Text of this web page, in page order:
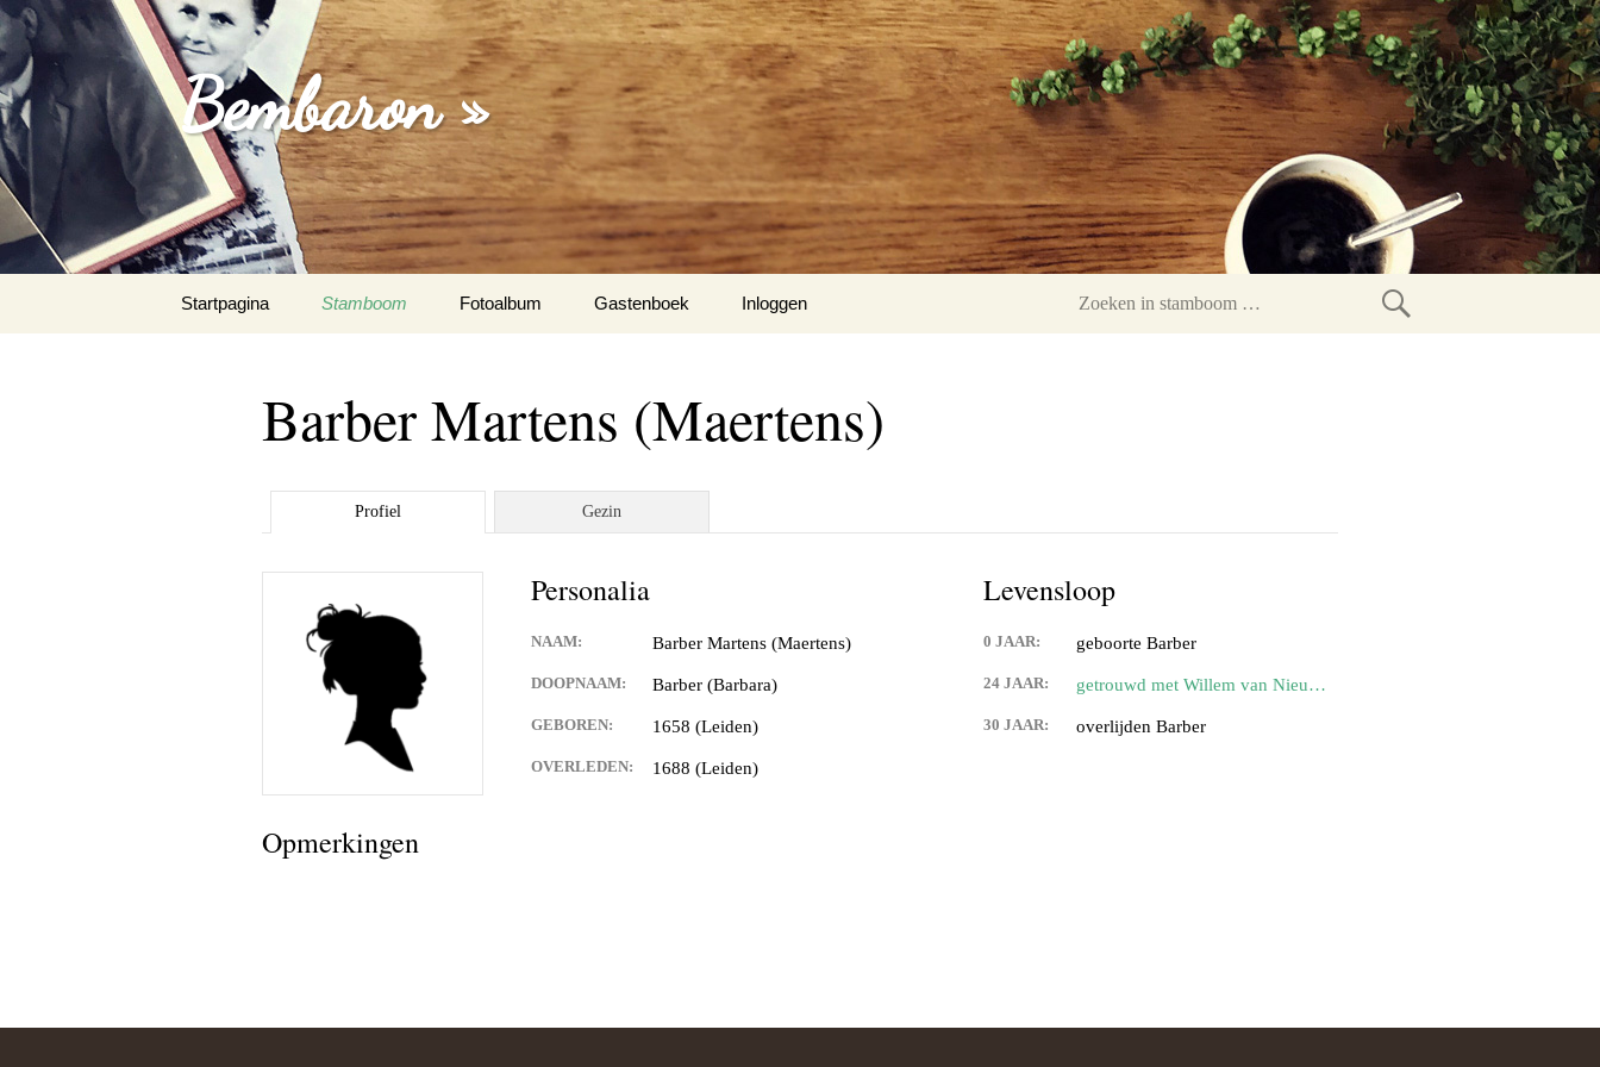
Bembaron »
naar
Startpagina Stamboom Fotoalbum Gastenboek
Inloggen
Zoeken
Barber Martens (Maertens)
Profiel Gezin
Personalia
NAAM: Barber Martens (Maertens)
DOOPNAAM: Barber (Barbara)
GEBOREN: 1658 (Leiden)
OVERLEDEN: 1688 (Leiden)
Levensloop
0 JAAR: geboorte Barber
24 JAAR: getrouwd met Willem van Nieuwenburgh
30 JAAR: overlijden Barber
Opmerkingen